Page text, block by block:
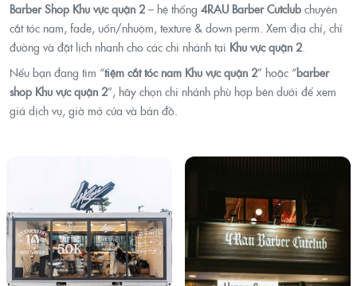
Barber Shop Khu vực quận 2 – hệ thống 4RAU Barber Cutclub chuyên
cắt tóc nam, fade, uốn/nhuộm, texture & down perm. Xem địa chỉ, chỉ
đường và đặt lịch nhanh cho các chi nhánh tại Khu vực quận 2.
Nếu bạn đang tìm “tiệm cắt tóc nam Khu vực quận 2” hoặc “barber
shop Khu vực quận 2”, hãy chọn chi nhánh phù hợp bên dưới để xem
giá dịch vụ, giờ mở cửa và bản đồ.